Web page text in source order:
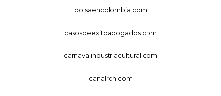
bolsaencolombia.com
casosdeexitoabogados.com
carnavalindustriacultural.com
canalrcn.com